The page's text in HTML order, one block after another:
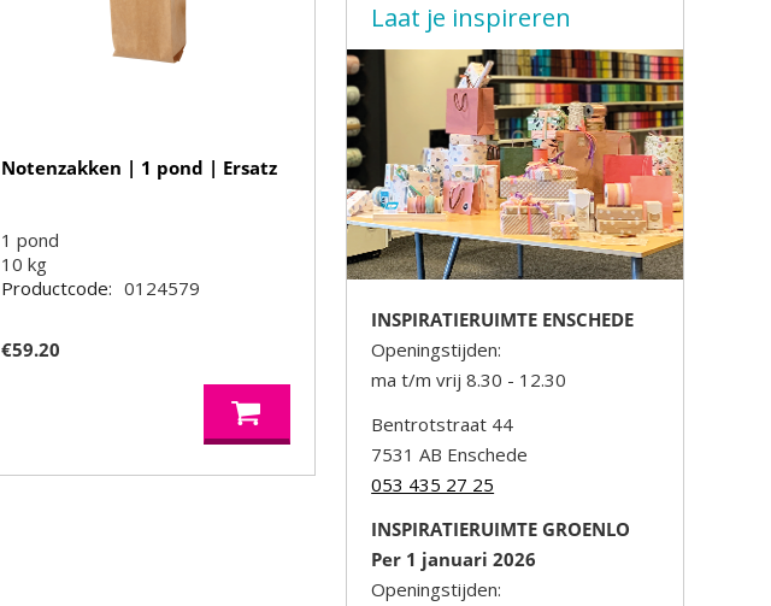
Notenzakken | 1 pond | Ersatz
1 pond
10kg
Productcode: 0124579
€59.20
Laat je inspireren
INSPIRATIERUIMTE ENSCHEDE
Openingstijden:
ma t/m vrij 8.30 - 12.30
Bentrotstraat 44
7531 AB Enschede
053 435 27 25
INSPIRATIERUIMTE GROENLO
Per 1 januari 2026
Openingstijden: